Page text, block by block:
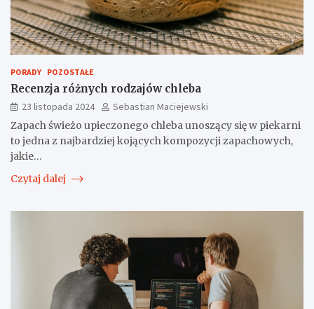
PORADY POZOSTAŁE
Recenzja różnych rodzajów chleba
23 listopada 2024
Sebastian Maciejewski
Zapach świeżo upieczonego chleba unoszący się w piekarni
to jedna z najbardziej kojących kompozycji zapachowych,
jakie…
Czytaj dalej